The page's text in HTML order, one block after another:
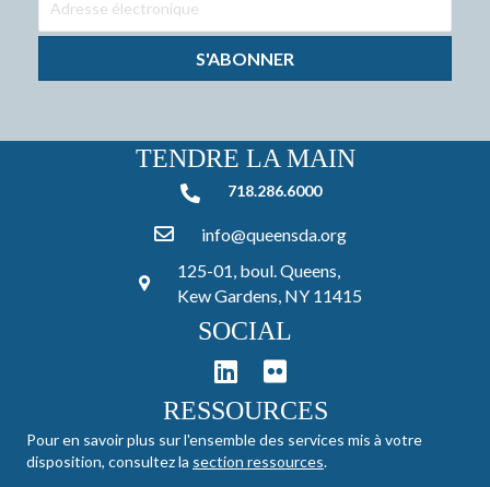
S'ABONNER
TENDRE LA MAIN
718.286.6000718.286.6000
info@queensda.org
125-01, boul. Queens,
Kew Gardens, NY 11415
SOCIAL
RESSOURCES
Pour en savoir plus sur l'ensemble des services mis à votre
disposition, consultez la section ressources.